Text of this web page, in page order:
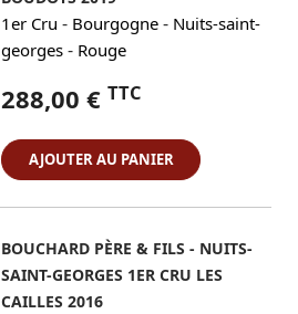
1er Cru - Bourgogne - Nuits-saint-
georges - Rouge
288,00 € TTC
AJOUTER AU PANIER
BOUCHARD PÈRE & FILS - NUITS-
SAINT-GEORGES 1ER CRU LES
CAILLES 2016